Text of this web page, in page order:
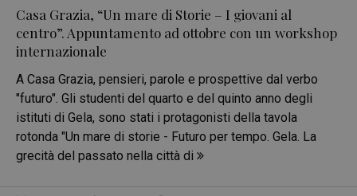
Casa Grazia, “Un mare di Storie – I giovani al
centro”. Appuntamento ad ottobre con un workshop
internazionale
A Casa Grazia, pensieri, parole e prospettive dal verbo
"futuro". Gli studenti del quarto e del quinto anno degli
istituti di Gela, sono stati i protagonisti della tavola
rotonda "Un mare di storie - Futuro per tempo. Gela. La
grecità del passato nella città di